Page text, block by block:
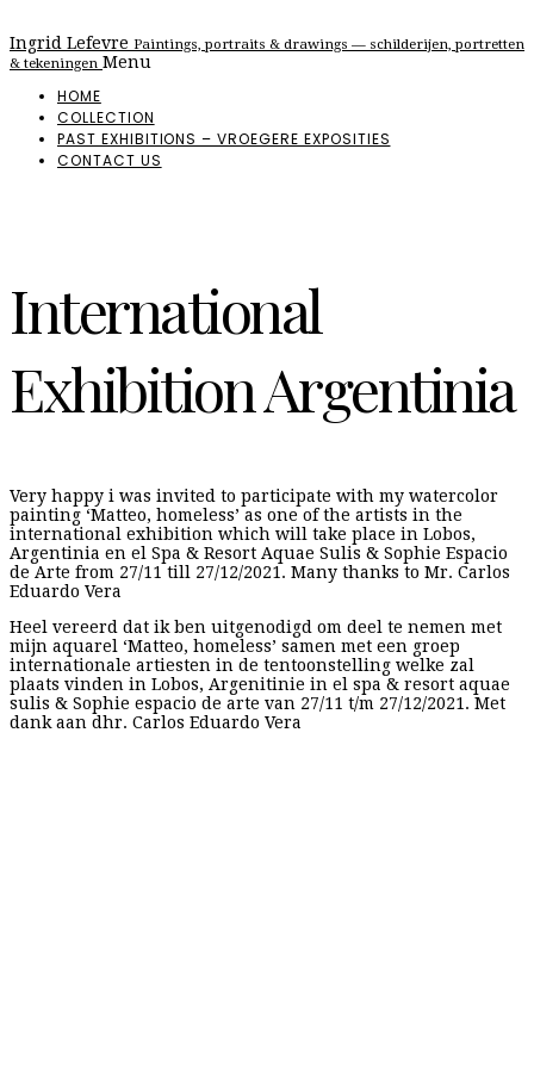
Ingrid Lefevre Paintings, portraits & drawings — schilderijen, portretten
& tekeningen Menu
HOME
COLLECTION
PAST EXHIBITIONS – VROEGERE EXPOSITIES
CONTACT US
International
Exhibition Argentinia
Very happy i was invited to participate with my watercolor
painting ‘Matteo, homeless’ as one of the artists in the
international exhibition which will take place in Lobos,
Argentinia en el Spa & Resort Aquae Sulis & Sophie Espacio
de Arte from 27/11 till 27/12/2021. Many thanks to Mr. Carlos
Eduardo Vera
Heel vereerd dat ik ben uitgenodigd om deel te nemen met
mijn aquarel ‘Matteo, homeless’ samen met een groep
internationale artiesten in de tentoonstelling welke zal
plaats vinden in Lobos, Argenitinie in el spa & resort aquae
sulis & Sophie espacio de arte van 27/11 t/m 27/12/2021. Met
dank aan dhr. Carlos Eduardo Vera